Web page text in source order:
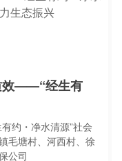
效——“经生有
约・净水清源”社会
毛塘村、河西村、徐
公司